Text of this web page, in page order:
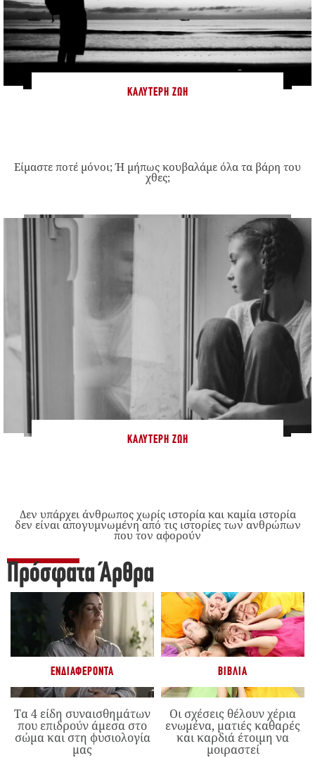
ΚΑΛΎΤΕΡΗ ΖΩΉ
Είμαστε ποτέ μόνοι; Ή μήπως κουβαλάμε όλα τα βάρη του
χθες;
ΚΑΛΎΤΕΡΗ ΖΩΉ
Δεν υπάρχει άνθρωπος χωρίς ιστορία και καμία ιστορία
δεν είναι απογυμνωμένη από τις ιστορίες των ανθρώπων
που τον αφορούν
Πρόσφατα Άρθρα
ΕΝΔΙΑΦΈΡΟΝΤΑ
Τα 4 είδη συναισθημάτων
που επιδρούν άμεσα στο
σώμα και στη φυσιολογία
μας
ΒΙΒΛΊΑ
Οι σχέσεις θέλουν χέρια
ενωμένα, ματιές καθαρές
και καρδιά έτοιμη να
μοιραστεί